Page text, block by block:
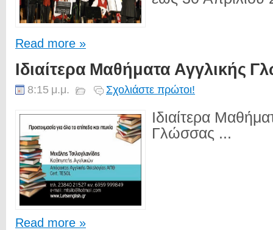
Read more »
Ιδιαίτερα Μαθήματα Αγγλικής
8:15 μ.μ. Σχολιάστε πρώτοι!
Ιδιαίτερα
Γλώσσας ...
Read more »